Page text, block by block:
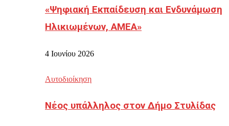
«Ψηφιακή Εκπαίδευση και Ενδυνάμωση
Ηλικιωμένων, ΑΜΕΑ»
4 Ιουνίου 2026
Αυτοδιοίκηση
Νέος υπάλληλος στον Δήμο Στυλίδας